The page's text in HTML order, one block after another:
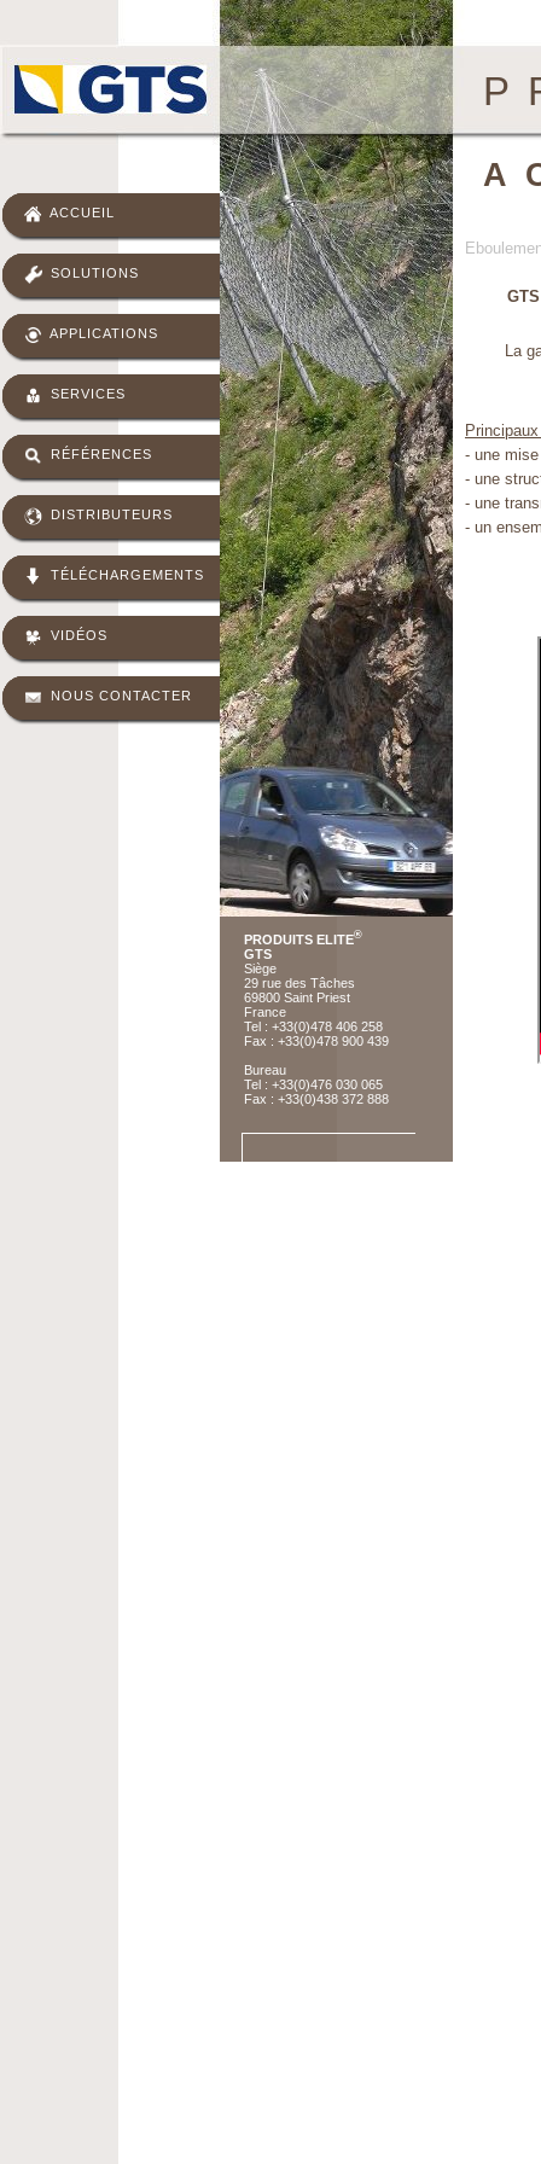
ACCUEIL
SOLUTIONS
APPLICATIONS
SERVICES
RÉFÉRENCES
DISTRIBUTEURS
TÉLÉCHARGEMENTS
VIDÉOS
NOUS CONTACTER
PRODUITS ELITE®
GTS
Siège
29 rue des Tâches
69800 Saint Priest
France
Tel : +33(0)478 406 258
Fax : +33(0)478 900 439
Bureau
Tel : +33(0)476 030 065
Fax : +33(0)438 372 888
La
- une
- une
- une
- un